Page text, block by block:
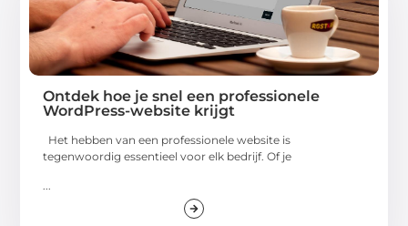
Ontdek hoe je snel een professionele
WordPress-website krijgt
Het hebben van een professionele website is
tegenwoordig essentieel voor elk bedrijf. Of je
...